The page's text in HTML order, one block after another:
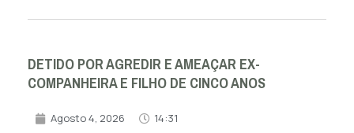
DETIDO POR AGREDIR E AMEAÇAR EX-
COMPANHEIRA E FILHO DE CINCO ANOS
Agosto 4, 2026 14:31